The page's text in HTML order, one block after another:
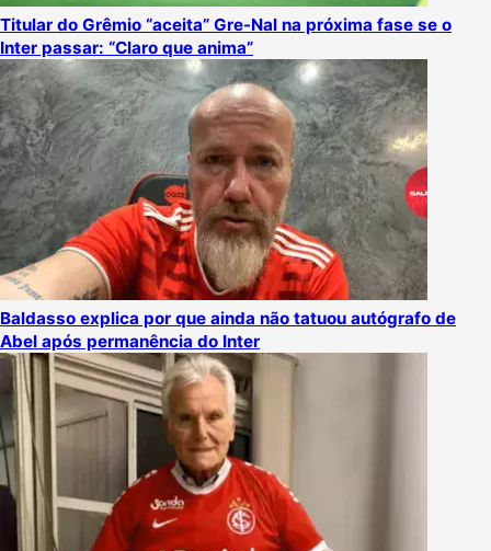
Titular do Grêmio “aceita” Gre-Nal na próxima fase se o
Inter passar: “Claro que anima”
Baldasso explica por que ainda não tatuou autógrafo de
Abel após permanência do Inter